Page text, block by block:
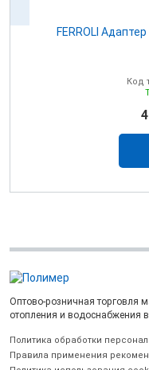
FERROLI Адаптер для дыма Ø 80/80 (для Vitabel
Код
Оптово-розничная торговля
отопления и водоснабжения
Политика обработки
Правила применения